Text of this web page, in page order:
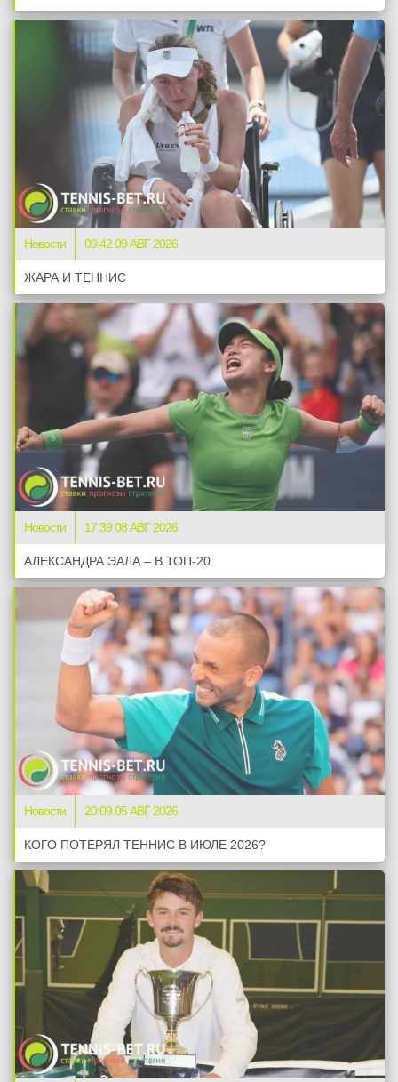
Новости 09:42 09 АВГ 2026
ЖАРА И ТЕННИС
Новости 17:39 08 АВГ 2026
АЛЕКСАНДРА ЭАЛА – В ТОП-20
Новости 20:09 05 АВГ 2026
КОГО ПОТЕРЯЛ ТЕННИС В ИЮЛЕ 2026?